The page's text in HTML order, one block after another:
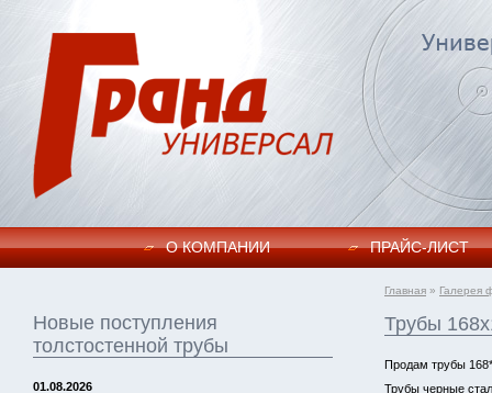
О КОМПАНИИ ПРАЙC-ЛИСТ
Новые поступления
толстостенной трубы
01.08.2026
Главная » Галерея
Трубы
Продам трубы
Трубы черные